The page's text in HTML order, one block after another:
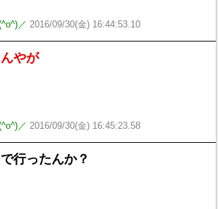
／ 2016/09/30(金) 16:44:53.10
やが
／ 2016/09/30(金) 16:45:23.58
行ったんか？